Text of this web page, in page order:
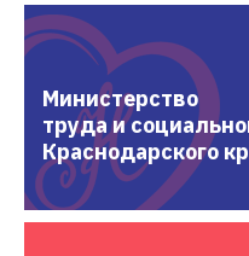
Министерство
труда и
Краснодарского